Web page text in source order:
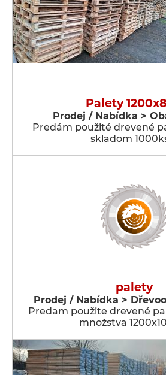
Palety
Prodej / Nabídka >
Predám použité drevené
skladom
palety
Prodej / Nabídka >
Predam použite drevené
množstva